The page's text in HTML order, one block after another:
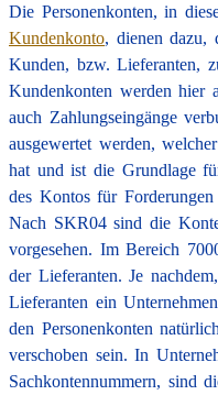
Die Personenkonten, in
Kundenkonto, dienen dazu,
Kunden, bzw. Lieferanten,
Kundenkonten werden hier
auch Zahlungseingänge
ausgewertet werden,
hat und ist die Grundlage
des Kontos für
Nach SKR04 sind die
vorgesehen. Im Bereich
der Lieferanten. Je
Lieferanten ein
den Personenkonten
verschoben sein. In
Sachkontennummern, sind